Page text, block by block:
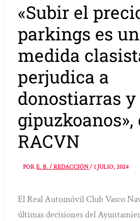
«Subir el
parkings es
medida
perjudica a
donostiarras y
gipuzkoanos»,
RACVN
PORE. B. / REDACCIÓN/1 JULIO, 2024
El Real Automóvil Club Vasco
últimas decisiones del